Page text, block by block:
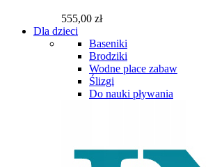
555,00 zł
Dla dzieci
Baseniki
Brodziki
Wodne place zabaw
Ślizgi
Do nauki pływania